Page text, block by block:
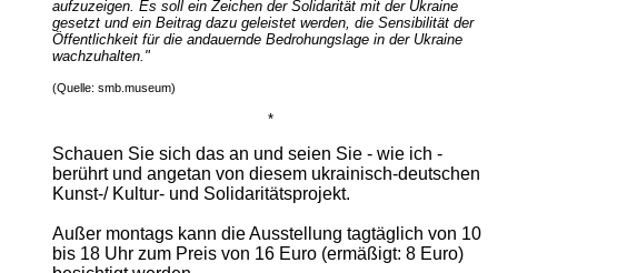
aufzuzeigen. Es soll ein Zeichen der Solidarität mit der Ukraine
gesetzt und ein Beitrag dazu geleistet werden, die Sensibilität der
Öffentlichkeit für die andauernde Bedrohungslage in der Ukraine
wachzuhalten."
(Quelle: smb.museum)
*
Schauen Sie sich das an und seien Sie - wie ich -
berührt und angetan von diesem ukrainisch-deutschen
Kunst-/ Kultur- und Solidaritätsprojekt.
Außer montags kann die Ausstellung tagtäglich von 10
bis 18 Uhr zum Preis von 16 Euro (ermäßigt: 8 Euro)